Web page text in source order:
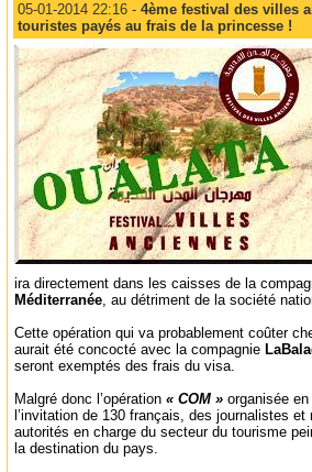
05-01-2014 22:16 - 4ème festival des villes
touristes payés au frais de la princesse !
ira directement dans les caisses de la
Méditerranée, au détriment de la société
Cette opération qui va probablement coûter
aurait été concocté avec la compagnie
seront exemptés des frais du visa.
Malgré donc l’opération « COM » organisée
l’invitation de 130 français, des journalistes
autorités en charge du secteur du tourisme
la destination du pays.